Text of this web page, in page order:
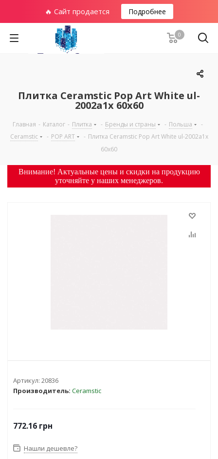
🔥 Сайт продается Подробнее
0
Плитка Ceramstic Pop Art White ul-
2002a1x 60х60
Главная - Каталог - Плитка - Бренды и страны - Польша
-
Ceramstic
- POP ART - Плитка Ceramstic Pop Art White ul-2002a1x
60х60
Внимание! Актуальные цены и скидки на продукцию
уточняйте у наших менеджеров.
Артикул: 20836
Производитель: Ceramstic
772.16 грн
Нашли дешевле?